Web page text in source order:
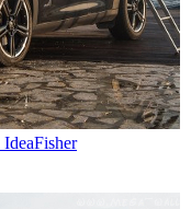
IdeaFisher